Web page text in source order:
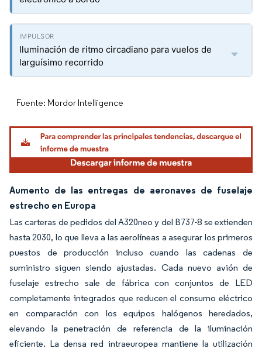
Iluminación de ritmo circadiano para vuelos de
larguísimo recorrido
Fuente: Mordor Intelligence
Aumento de las entregas de aeronaves de fuselaje
estrecho en Europa
Las carteras de pedidos del A320neo y del B737-8 se extienden
hasta 2030, lo que lleva a las aerolíneas a asegurar los primeros
puestos de producción incluso cuando las cadenas de
suministro siguen siendo ajustadas. Cada nuevo avión de
fuselaje estrecho sale de fábrica con conjuntos de LED
completamente integrados que reducen el consumo eléctrico
en comparación con los equipos halógenos heredados,
elevando la penetración de referencia de la iluminación
eficiente. La densa red intraeuropea mantiene la utilización